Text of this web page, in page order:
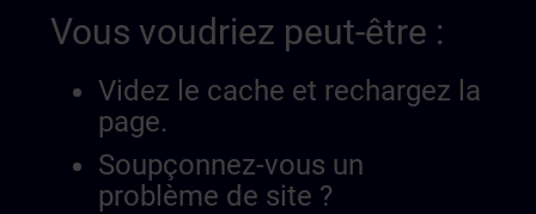
Vous voudriez peut-être :
Videz le cache et rechargez la
page.
Soupçonnez-vous un
problème de site ?